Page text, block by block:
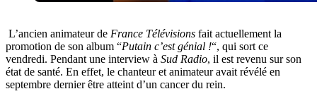
L’ancien animateur de France Télévisions fait actuellement la
promotion de son album “Putain c’est génial !“, qui sort ce
vendredi. Pendant une interview à Sud Radio, il est revenu sur son
état de santé. En effet, le chanteur et animateur avait révélé en
septembre dernier être atteint d’un cancer du rein.